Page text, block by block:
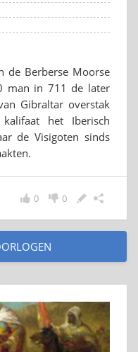
de Berberse Moorse
man in 711 de later
Gibraltar overstak
het Iberisch
de Visigoten sinds
0
0